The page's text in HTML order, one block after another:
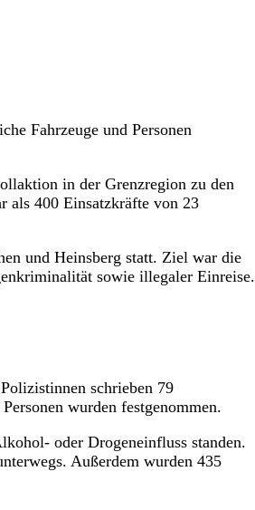
Fahrzeuge und Personen
in der Grenzregion zu den
als 400 Einsatzkräfte von 23
und Heinsberg statt. Ziel war die
sowie illegaler Einreise.
schrieben 79
wurden festgenommen.
oder Drogeneinfluss standen.
Außerdem wurden 435